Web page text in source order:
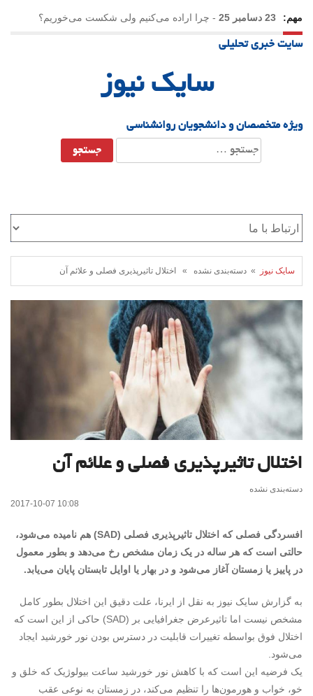
مهم: 23 دسامبر 25 - چرا اراده می‌کنیم ولی شکست می‌خوریم؟
21 دسامبر 25
سایت خبری تحلیلی
سایک نیوز
ویژه متخصصان و دانشجویان روانشناسی
جستجو
برای:
سایک نیوز » دسته‌بندی نشده » اختلال تاثیرپذیری فصلی و علائم آن
اختلال تاثیرپذیری فصلی و علائم آن
دسته‌بندی نشده
2017-10-07 10:08
افسردگی فصلی که اختلال تاثیرپذیری فصلی (SAD) هم نامیده می‌شود،
حالتی است که هر ساله در یک زمان مشخص رخ می‌دهد و بطور معمول
در پاییز یا زمستان آغاز می‌شود و در بهار یا اوایل تابستان پایان می‌یابد.
به گزارش سایک نیوز به نقل از ایرنا، علت دقیق این اختلال بطور کامل
مشخص نیست اما تاثیرعرض جغرافیایی بر (SAD) حاکی از این است که
اختلال فوق بواسطه تغییرات قابلیت در دسترس بودن نور خورشید ایجاد
می‌شود.
یک فرضیه این است که با کاهش نور خورشید ساعت بیولوژیک که خلق و
خو، خواب و هورمون‌ها را تنظیم می‌کند، در زمستان به نوعی عقب